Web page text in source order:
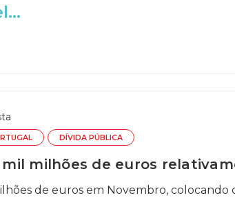
DÍVIDA PÚBLICA
mil milhões de euros
de euros em Novembro, colocando